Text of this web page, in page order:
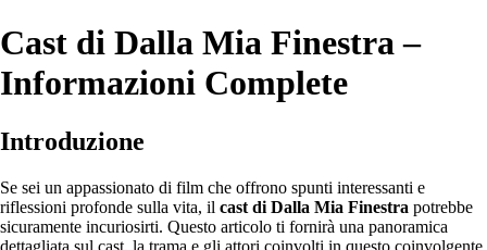
Cast di Dalla Mia Finestra –
Informazioni Complete
Introduzione
Se sei un appassionato di film che offrono spunti interessanti e
riflessioni profonde sulla vita, il cast di Dalla Mia Finestra potrebbe
sicuramente incuriosirti. Questo articolo ti fornirà una panoramica
dettagliata sul cast, la trama e gli attori coinvolti in questo coinvolgente